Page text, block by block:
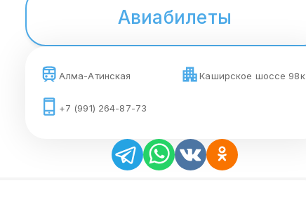
Авиабилеты
Алма-Атинская Каширское шоссе 98к
+7 (991) 264-87-73